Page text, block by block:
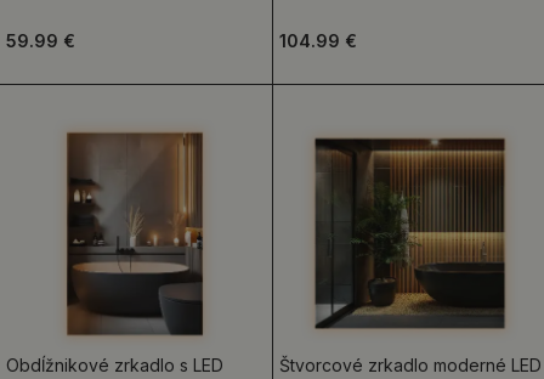
59.99 € 104.99 €
Obdĺžnikové zrkadlo s LED
Štvorcové zrkadlo moderné LED